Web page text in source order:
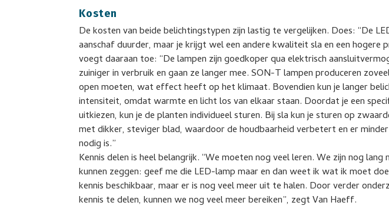
Kosten
De kosten van beide belichtingstypen zijn lastig te vergelijken. Does: “De
aanschaf duurder, maar je krijgt wel een andere kwaliteit sla en een hogere
voegt daaraan toe: “De lampen zijn goedkoper qua elektrisch
zuiniger in verbruik en gaan ze langer mee. SON-T lampen produceren
open moeten, wat effect heeft op het klimaat. Bovendien kun je langer
intensiteit, omdat warmte en licht los van elkaar staan. Doordat je een
uitkiezen, kun je de planten individueel sturen. Bij sla kun je sturen op
met dikker, steviger blad, waardoor de houdbaarheid verbetert en er
nodig is.”
Kennis delen is heel belangrijk. “We moeten nog veel leren. We zijn nog
kunnen zeggen: geef me die LED-lamp maar en dan weet ik wat ik moet
kennis beschikbaar, maar er is nog veel meer uit te halen. Door verder
kennis te delen, kunnen we nog veel meer bereiken”, zegt Van Haeff.